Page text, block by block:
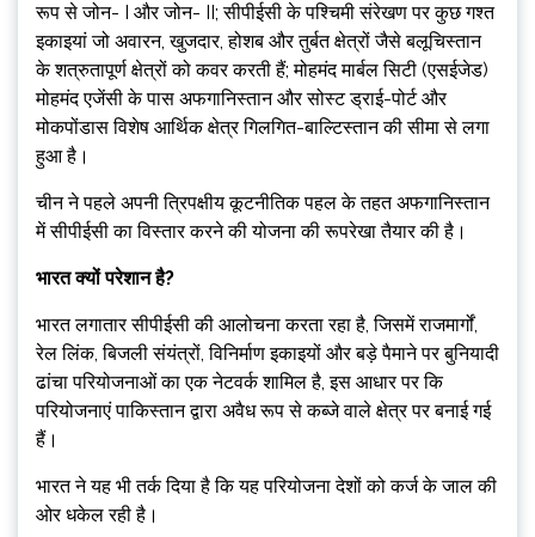
रूप से जोन- I और जोन- II; सीपीईसी के पश्चिमी संरेखण पर कुछ गश्त
इकाइयां जो अवारन, खुजदार, होशब और तुर्बत क्षेत्रों जैसे बलूचिस्तान
के शत्रुतापूर्ण क्षेत्रों को कवर करती हैं; मोहमंद मार्बल सिटी (एसईजेड)
मोहमंद एजेंसी के पास अफगानिस्तान और सोस्ट ड्राई-पोर्ट और
मोकपोंडास विशेष आर्थिक क्षेत्र गिलगित-बाल्टिस्तान की सीमा से लगा
हुआ है।
चीन ने पहले अपनी त्रिपक्षीय कूटनीतिक पहल के तहत अफगानिस्तान
में सीपीईसी का विस्तार करने की योजना की रूपरेखा तैयार की है।
भारत क्यों परेशान है?
भारत लगातार सीपीईसी की आलोचना करता रहा है, जिसमें राजमार्गों,
रेल लिंक, बिजली संयंत्रों, विनिर्माण इकाइयों और बड़े पैमाने पर बुनियादी
ढांचा परियोजनाओं का एक नेटवर्क शामिल है, इस आधार पर कि
परियोजनाएं पाकिस्तान द्वारा अवैध रूप से कब्जे वाले क्षेत्र पर बनाई गई
हैं।
भारत ने यह भी तर्क दिया है कि यह परियोजना देशों को कर्ज के जाल की
ओर धकेल रही है।